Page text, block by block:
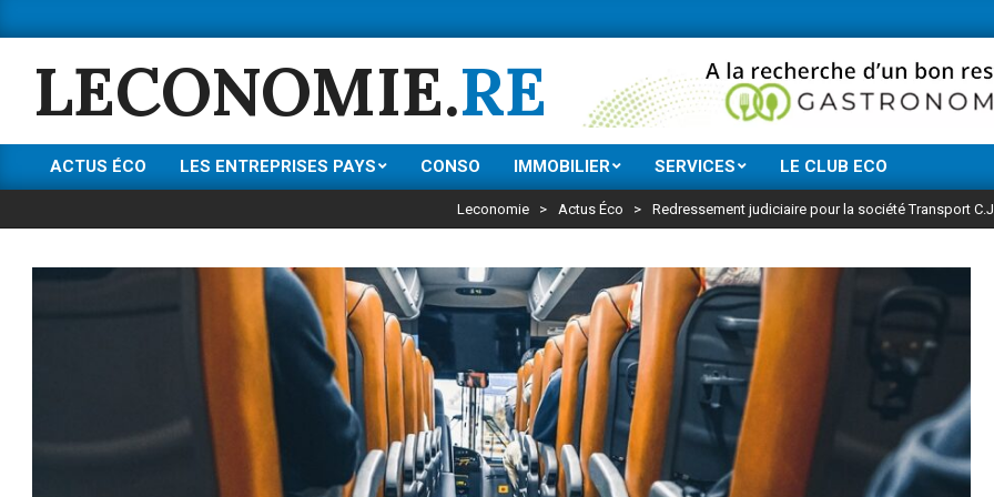
to
content
Ne manquez rien
LECONOMIE.RE
Primary
Menu
ACTUS ÉCO LES ENTREPRISES PAYS CONSO IMMOBILIER SERVICES LE CLUB ECO
Leconomie > Actus Éco > Redressement judiciaire pour la société Transport